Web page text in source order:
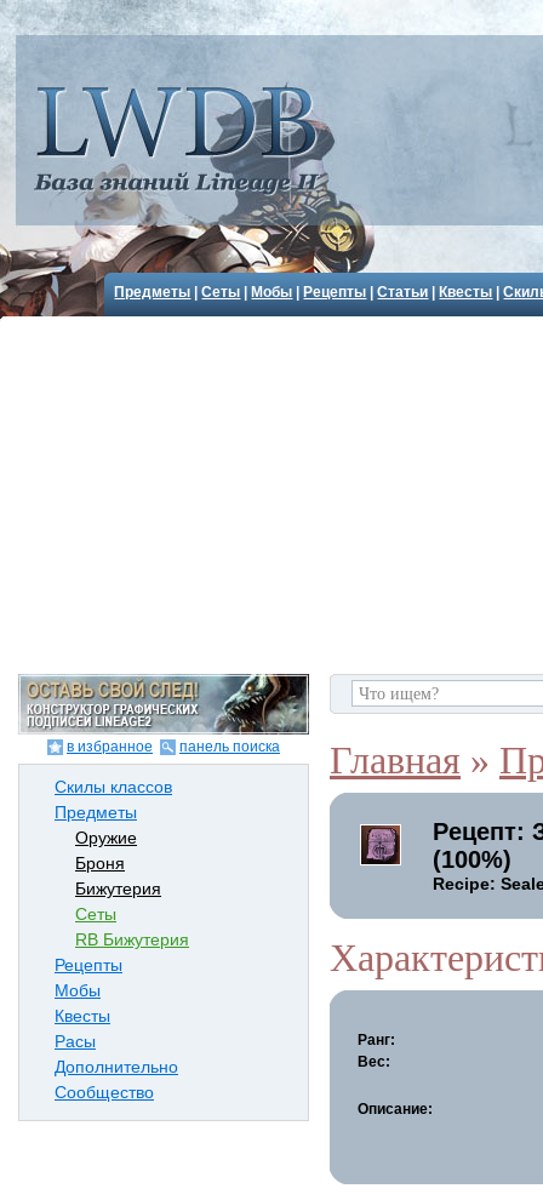
Предметы |Сеты Мобы Рецепты |Статьи Квесты |
в избранное панель поиска
Скилы классов
Предметы
Оружие
Броня
Бижутерия
Сеты
RB Бижутерия
Рецепты
Мобы
Квесты
Расы
Дополнительно
Сообщество
Главная »
Рецепт:
(100%)
Recipe:
Ранг:
Вес:
Описание: